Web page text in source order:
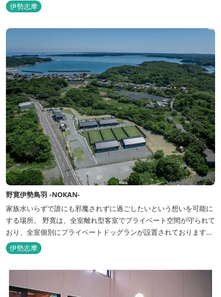
伊勢志摩
野寛伊勢鳥羽 -NOKAN-
家族水いらずで誰にも邪魔されずに過ごしたいという想いを可能に
する場所。 野寛は、全室離れ型客室でプライベート空間が守られて
おり、全室個別にプライベートドッグランが設置されております。
室内面積66㎡～115㎡、プライベートドッグラン面積140㎡～330㎡
を設置した広い作りで、 和モダンをコンセプトとした洗練されたデ
ザインのお部屋となります。 お部屋から望むプライベートドッグ
伊勢志摩